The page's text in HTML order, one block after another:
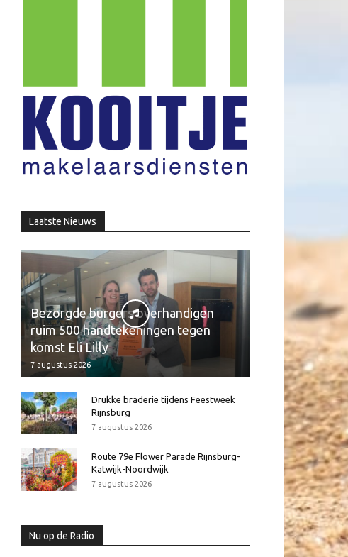
Laatste Nieuws
Bezorgde burgers overhandigen
ruim 500 handtekeningen tegen
komst Eli Lilly
7 augustus 2026
Drukke braderie tijdens Feestweek
Rijnsburg
7 augustus 2026
Route 79e Flower Parade Rijnsburg-
Katwijk-Noordwijk
7 augustus 2026
Nu op de Radio